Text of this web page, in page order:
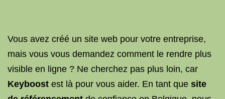
Vous avez créé un site web pour votre entreprise,
mais vous vous demandez comment le rendre plus
visible en ligne ? Ne cherchez pas plus loin, car
Keyboost est là pour vous aider. En tant que site